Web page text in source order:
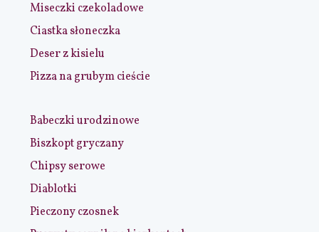
Miseczki czekoladowe
Ciastka słoneczka
Deser z kisielu
Pizza na grubym cieście
Babeczki urodzinowe
Biszkopt gryczany
Chipsy serowe
Diablotki
Pieczony czosnek